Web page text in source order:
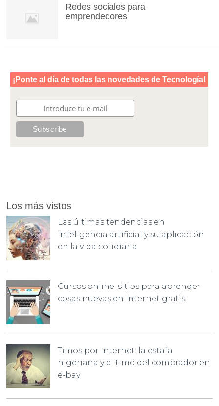
Redes sociales para
emprendedores
Los más vistos
Las últimas tendencias en
inteligencia artificial y su aplicación
en la vida cotidiana
Cursos online: sitios para aprender
cosas nuevas en Internet gratis
Timos por Internet: la estafa
nigeriana y el timo del comprador en
e-bay